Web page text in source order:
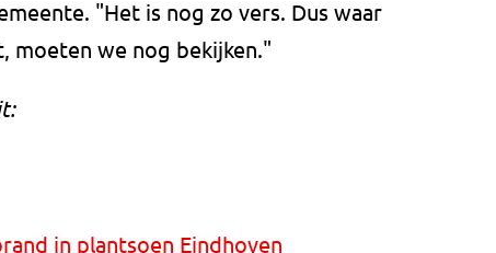
"Het is nog zo vers. Dus waar
moeten we nog bekijken."
in plantsoen Eindhoven